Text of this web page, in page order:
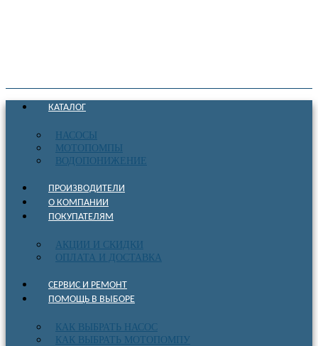
КАТАЛОГ
НАСОСЫ
МОТОПОМПЫ
ВОДОПОНИЖЕНИЕ
ПРОИЗВОДИТЕЛИ
О КОМПАНИИ
ПОКУПАТЕЛЯМ
АКЦИИ И СКИДКИ
ОПЛАТА И ДОСТАВКА
СЕРВИС И РЕМОНТ
ПОМОЩЬ В ВЫБОРЕ
КАК ВЫБРАТЬ НАСОС
КАК ВЫБРАТЬ МОТОПОМПУ